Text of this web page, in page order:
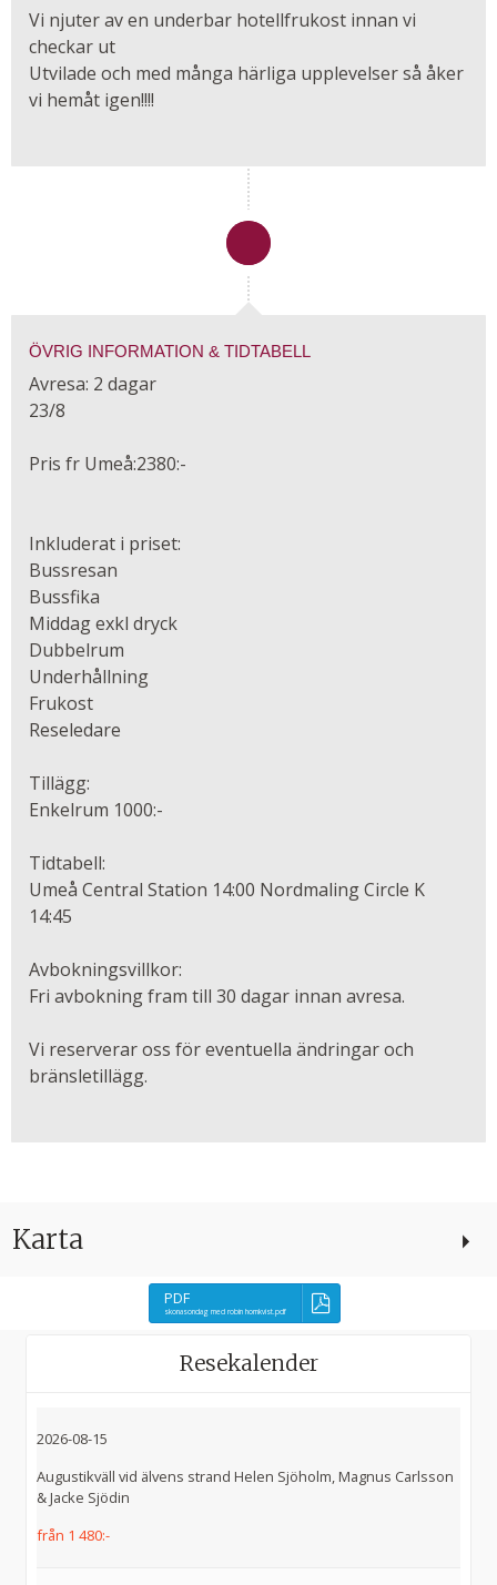
Vi njuter av en underbar hotellfrukost innan vi
checkar ut
Utvilade och med många härliga upplevelser så åker
vi hemåt igen!!!!
ÖVRIG INFORMATION & TIDTABELL
Avresa: 2 dagar
23/8
Pris fr Umeå:2380:-
Inkluderat i priset:
Bussresan
Bussfika
Middag exkl dryck
Dubbelrum
Underhållning
Frukost
Reseledare
Tillägg:
Enkelrum 1000:-
Tidtabell:
Umeå Central Station 14:00 Nordmaling Circle K
14:45
Avbokningsvillkor:
Fri avbokning fram till 30 dagar innan avresa.
Vi reserverar oss för eventuella ändringar och
bränsletillägg.
Karta
PDF
skonasondag med robin hornkvist.pdf
Resekalender
2026-08-15
Augustikväll vid älvens strand Helen Sjöholm, Magnus Carlsson
& Jacke Sjödin
från 1 480:-